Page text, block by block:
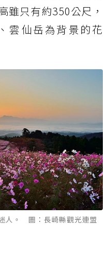
雖只有約350公尺，
雲仙岳為背景的花
人。 圖：長崎縣觀光連盟